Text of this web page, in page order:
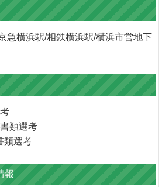
急横浜駅/相鉄横浜駅/横浜市営地下
類選考
類選考
報